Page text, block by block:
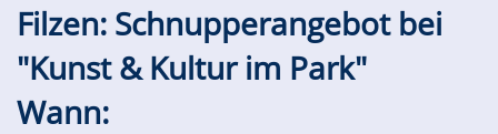
Filzen: Schnupperangebot bei
"Kunst & Kultur im Park"
Wann: